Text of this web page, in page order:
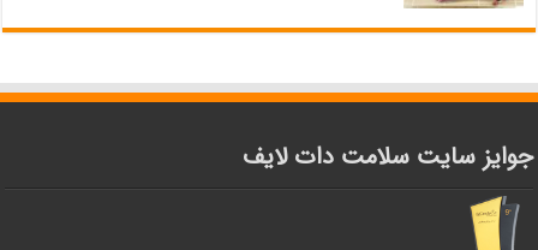
جوایز سایت سلامت دات لایف